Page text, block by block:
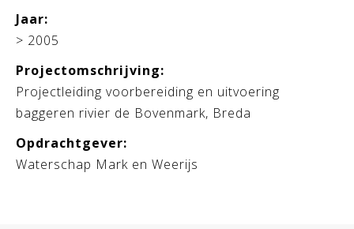
Jaar:
> 2005
Projectomschrijving:
Projectleiding voorbereiding en uitvoering
baggeren rivier de Bovenmark, Breda
Opdrachtgever:
Waterschap Mark en Weerijs